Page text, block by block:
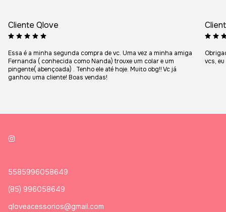
Cliente Qlove
Essa é a minha segunda compra de vc. Uma vez a minha amiga
Fernanda ( conhecida como Nanda) trouxe um colar e um
pingente( abençoada) . Tenho ele até hoje. Muito obg!! Vc já
ganhou uma cliente! Boas vendas!
vcs,
5585996058649
(85) 996058649
qloveacessorios@gmail.com